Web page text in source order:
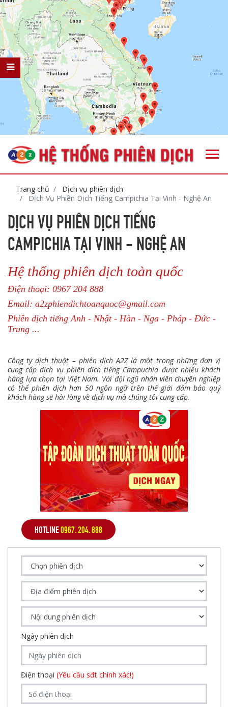
Trang chủ
Dịch vụ phiên dịch
Dịch Vụ Phiên Dịch Tiếng Campichia Tại Vinh - Nghệ An
DỊCH VỤ PHIÊN DỊCH TIẾNG
CAMPICHIA TẠI VINH - NGHỆ AN
Hệ thống phiên dịch toàn quốc
Điện thoại: 0967 204 888
Email: a2zphiendichtoanquoc@gmail.com
Phiên dịch tiếng Anh - Nhật - Hàn - Nga - Pháp - Đức -
Trung ...
Công ty dịch thuật – phiên dịch A2Z là một trong những đơn vị
cung cấp dịch vụ phiên dịch tiếng Campuchia được nhiều khách
hàng lựa chọn tại Việt Nam. Với đội ngũ nhân viên chuyên nghiệp
có thể phiên dịch hơn 50 ngôn ngữ trên thế giới đảm bảo quý
khách hàng sẽ hài lòng về dịch vụ mà chúng tôi cung cấp.
HOTLINE0967. 204. 888
Ngày phiên dịch
Điện thoại (Yêu cầu sđt chính xác!)